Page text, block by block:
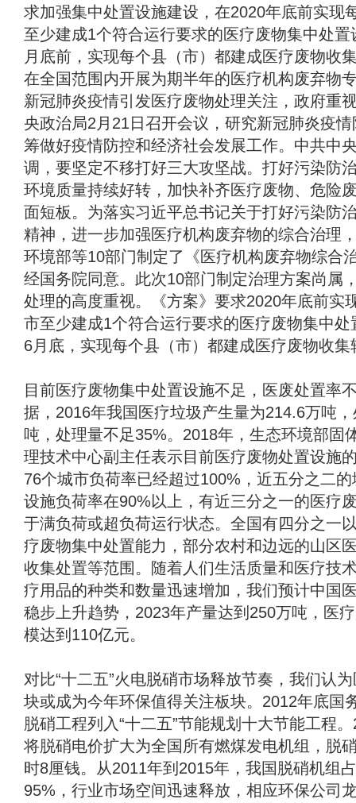
求加强集中处置设施建设，在2020年底前实现
至少建成1个符合运行要求的医疗废物集中处置
月底前，实现每个县（市）都建成医疗废物收
在全国范围内开展为期半年的医疗机构废弃物
新冠肺炎疫情引发医疗废物处理关注，政府重
央政治局2月21日召开会议，研究新冠肺炎疫
筹做好疫情防控和经济社会发展工作。中共中
调，要坚定不移打好三大攻坚战。打好污染防
环境质量持续好转，加快补齐医疗废物、危险
面短板。为落实习近平总书记关于打好污染防
精神，进一步加强医疗机构废弃物的综合治理
环境部等10部门制定了《医疗机构废弃物综合
经国务院同意。此次10部门制定治理方案尚属
处理的高度重视。《方案》要求2020年底前实
市至少建成1个符合运行要求的医疗废物集中
6月底，实现每个县（市）都建成医疗废物收
目前医疗废物集中处置设施不足，医废处置率
据，2016年我国医疗垃圾产生量为214.6万吨
吨，处理量不足35%。2018年，生态环境部固
理技术中心副主任表示目前医疗废物处置设施
76个城市负荷率已经超过100%，近五分之二
设施负荷率在90%以上，有近三分之一的医疗
于满负荷或超负荷运行状态。全国有四分之一
疗废物集中处置能力，部分农村和边远的山区
收集处置等范围。随着人们生活质量和医疗技
疗用品的种类和数量迅速增加，我们预计中国
稳步上升趋势，2023年产量达到250万吨，医
模达到110亿元。
对比“十二五”火电脱硝市场释放节奏，我们认
块或成为今年环保值得关注板块。2012年底国
脱硝工程列入“十二五”节能规划十大节能工程
将脱硝电价扩大为全国所有燃煤发电机组，脱
时8厘钱。从2011年到2015年，我国脱硝机组
95%，行业市场空间迅速释放，相应环保公司